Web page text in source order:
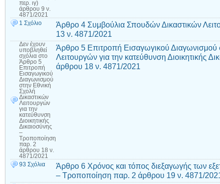
περ. ιγ)
άρθρου 9 ν.
4871/2021
1 Σχόλιο
Άρθρο 4 Συμβούλια Σπουδών Δικαστικών
13 ν. 4871/2021
Δεν έχουν
υποβληθεί
σχόλια στο
Άρθρο 5
Επιτροπή
Εισαγωγικού
Διαγωνισμού
στην Εθνική
Σχολή
Δικαστικών
Λειτουργών
για την
κατεύθυνση
Διοικητικής
Δικαιοσύνης
–
Τροποποίηση
παρ. 2
άρθρου 18 ν.
4871/2021
Άρθρο 5 Επιτροπή Εισαγωγικού Διαγωνισμού
Λειτουργών για την κατεύθυνση Διοικητικής
άρθρου 18 ν. 4871/2021
93 Σχόλια
Άρθρο 6 Χρόνος και τόπος διεξαγωγής των
– Τροποποίηση παρ. 2 άρθρου 19 ν. 4871/